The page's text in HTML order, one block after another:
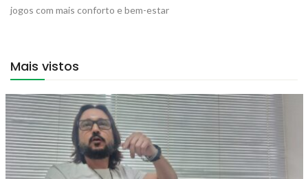
jogos com mais conforto e bem-estar
Mais vistos